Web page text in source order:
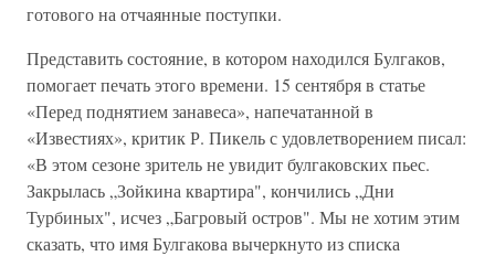
готового на отчаянные поступки.
Представить состояние, в котором находился Булгаков,
помогает печать этого времени. 15 сентября в статье
«Перед поднятием занавеса», напечатанной в
«Известиях», критик Р. Пикель с удовлетворением писал:
«В этом сезоне зритель не увидит булгаковских пьес.
Закрылась „Зойкина квартира", кончились „Дни
Турбиных", исчез „Багровый остров". Мы не хотим этим
сказать, что имя Булгакова вычеркнуто из списка